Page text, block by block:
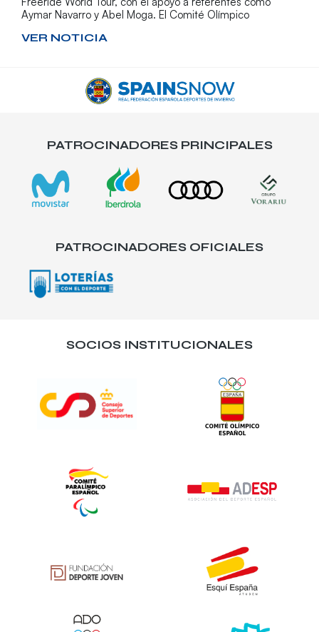
Aymar Navarro y Abel Moga. El Comité Olímpico
VER NOTICIA
PATROCINADORES PRINCIPALES
PATROCINADORES OFICIALES
SOCIOS INSTITUCIONALES